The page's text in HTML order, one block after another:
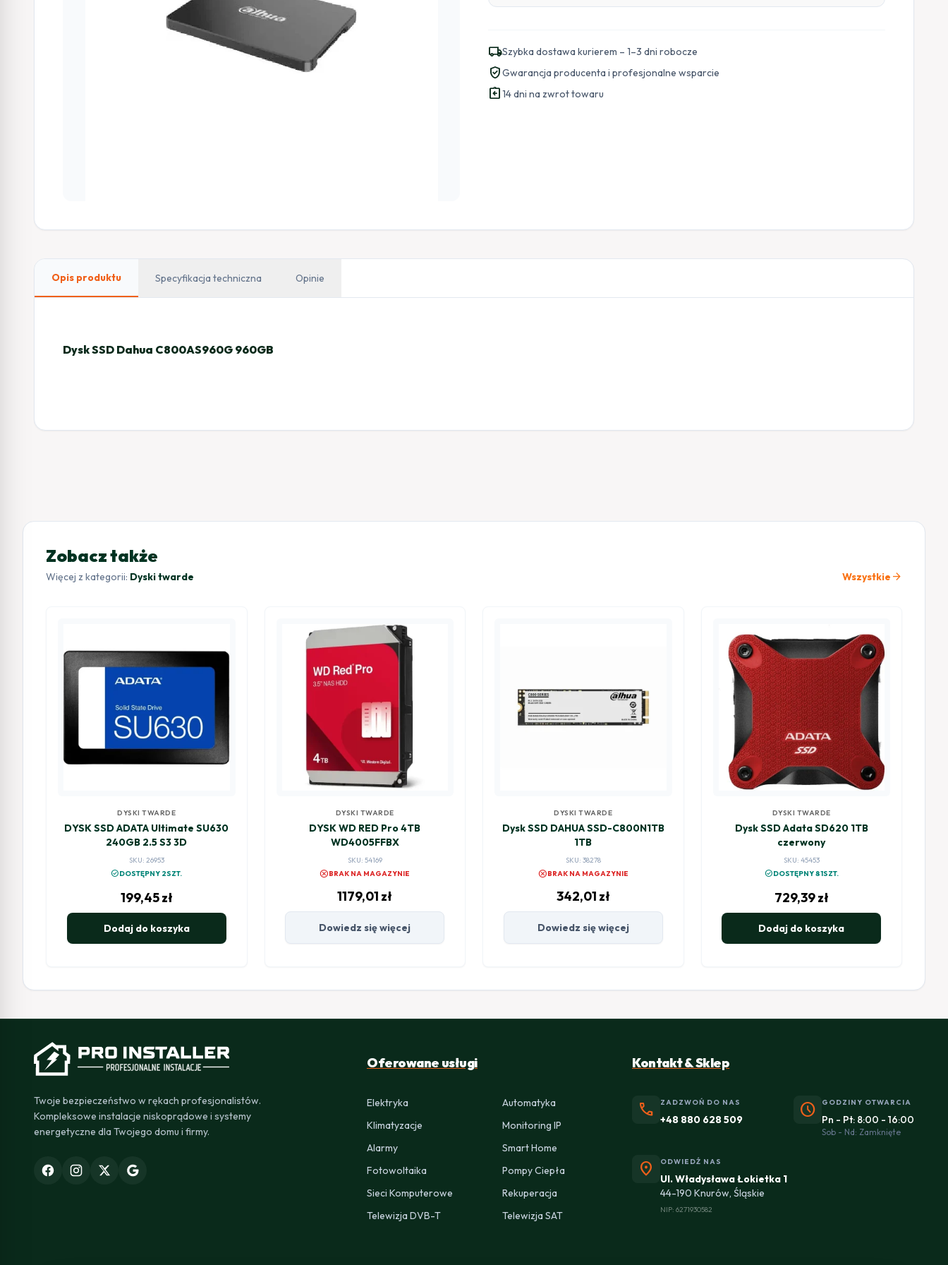
local_shippingSzybka dostawa kurierem – 1–3 dni robocze
verified_userGwarancja producenta i profesjonalne wsparcie
assignment_return14 dni na zwrot towaru
Opis produktu Specyfikacja techniczna Opinie
Dysk SSD Dahua C800AS960G 960GB
Zobacz także
Więcej z kategorii: Dyski twarde Wszystkie arrow_forward
DYSKI TWARDE
DYSK SSD ADATA Ultimate SU630
240GB 2.5 S3 3D
SKU: 26953
check_circleDOSTĘPNY 2SZT.
199,45zł
Dodaj do koszyka
DYSKI TWARDE
DYSK WD RED Pro 4TB
WD4005FFBX
SKU: 54169
cancelBRAK NA MAGAZYNIE
1179,01 zł
Dowiedz się więcej
DYSKI TWARDE
Dysk SSD DAHUA SSD-C800N1TB
1TB
SKU: 38278
cancelBRAK NA MAGAZYNIE
342,01 zł
Dowiedz się więcej
DYSKI TWARDE
Dysk SSD Adata SD620 1TB
czerwony
SKU: 45453
check_circleDOSTĘPNY 81SZT.
729,39zł
Dodaj do koszyka
Twoje bezpieczeństwo w rękach profesjonalistów.
Kompleksowe instalacje niskoprądowe i systemy
energetyczne dla Twojego domu i firmy.
Oferowane usługi
Elektryka
Automatyka
Klimatyzacje
Monitoring IP
Alarmy
Smart Home
Fotowoltaika
Pompy Ciepła
Sieci Komputerowe
Rekuperacja
Telewizja DVB-T
Telewizja SAT
Kontakt & Sklep
phone ZADZWOŃ DO NAS
+48 880 628 509 schedule GODZINY OTWARCIA
Pn - Pt: 8:00 - 16:00
Sob - Nd: Zamknięte
location_on ODWIEDŹ NAS
Ul. Władysława Łokietka 1
44-190 Knurów, Śląskie
NIP: 6271930582